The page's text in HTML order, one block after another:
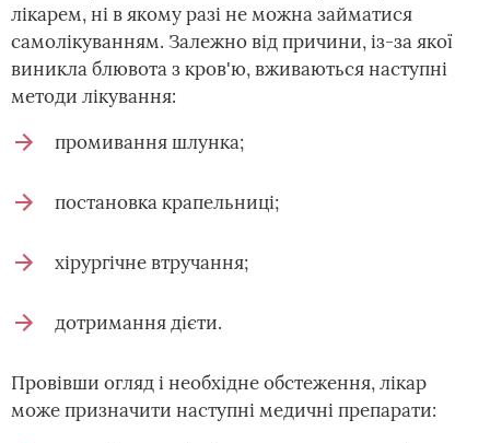
лікарем, ні в якому разі не можна займатися
самолікуванням. Залежно від причини, із-за якої
виникла блювота з кров'ю, вживаються наступні
методи лікування:
промивання шлунка;
постановка крапельниці;
хірургічне втручання;
дотримання дієти.
Провівши огляд і необхідне обстеження, лікар
може призначити наступні медичні препарати: